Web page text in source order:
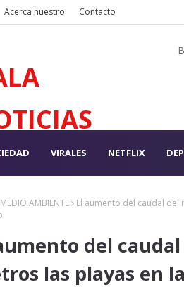
Acerca nuestro Contacto
VIRALES NETFLIX
MEDIO AMBIENTE
El aumento del caudal
del
las playas en